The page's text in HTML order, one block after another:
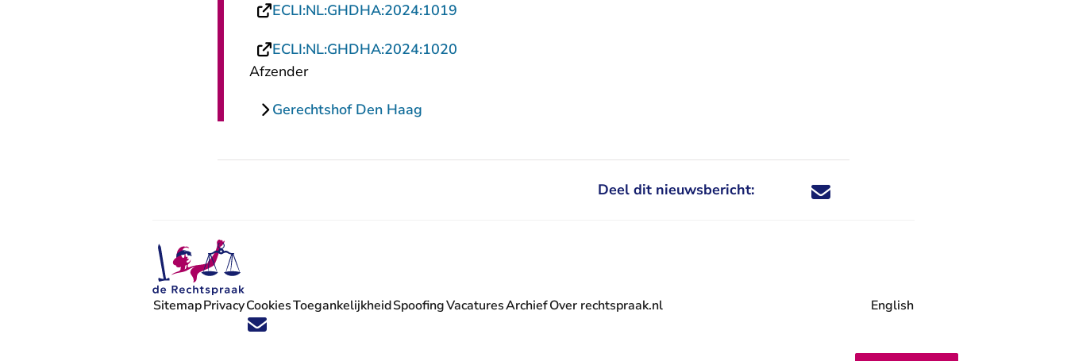
ECLI:NL:GHDHA:2024:1019
ECLI:NL:GHDHA:2024:1020
Afzender
Gerechtshof Den Haag
Deel dit nieuwsbericht: Deel dit nieuwsbericht via X - U verlaat
Deel dit nieuwsbericht via Facebook - U
Deel dit nieuwsbericht via e-mail
Deel dit nieuwsbericht via LinkedIn - U
Volg ons op X (Twitter) - U verlaat Rechtspraak.nl
Volg ons op Facebook - U verlaat Rechtspraak.nl
Volg ons op Instagram - U verlaat Rechtspraak.nl
Volg ons op Youtube - U verlaat Rechtspraak.nl
Volg ons op LinkedIn - U verlaat Rechtspraak.nl
'Blijf op de hoogte' nieuwsbrief - U verlaat Rechtspraak.nl
SitemapPrivacyCookiesToegankelijkheidSpoofingVacatures
- U verlaat Rechtspraak.nl
ArchiefOver rechtspraak.nl English